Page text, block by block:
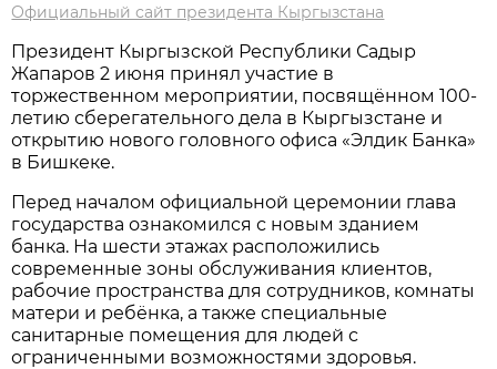
Официальный сайт президента Кыргызстана
Президент Кыргызской Республики Садыр
Жапаров 2 июня принял участие в
торжественном мероприятии, посвящённом 100-
летию сберегательного дела в Кыргызстане и
открытию нового головного офиса «Элдик Банка»
в Бишкеке.
Перед началом официальной церемонии глава
государства ознакомился с новым зданием
банка. На шести этажах расположились
современные зоны обслуживания клиентов,
рабочие пространства для сотрудников, комнаты
матери и ребёнка, а также специальные
санитарные помещения для людей с
ограниченными возможностями здоровья.